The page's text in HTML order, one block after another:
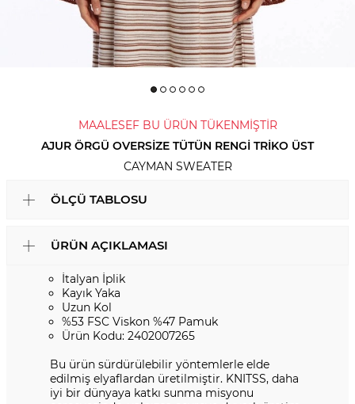
MAALESEF BU ÜRÜN TÜKENMİŞTİR
AJUR ÖRGÜ OVERSIZE TÜTÜN RENGI TRIKO ÜST
CAYMAN SWEATER
ÖLÇÜ TABLOSU
ÜRÜN AÇIKLAMASI
İtalyan İplik
Kayık Yaka
Uzun Kol
%53 FSC Viskon %47 Pamuk
Ürün Kodu: 2402007265
Bu ürün sürdürülebilir yöntemlerle elde
edilmiş elyaflardan üretilmiştir. KNITSS, daha
iyi bir dünyaya katkı sunma misyonu